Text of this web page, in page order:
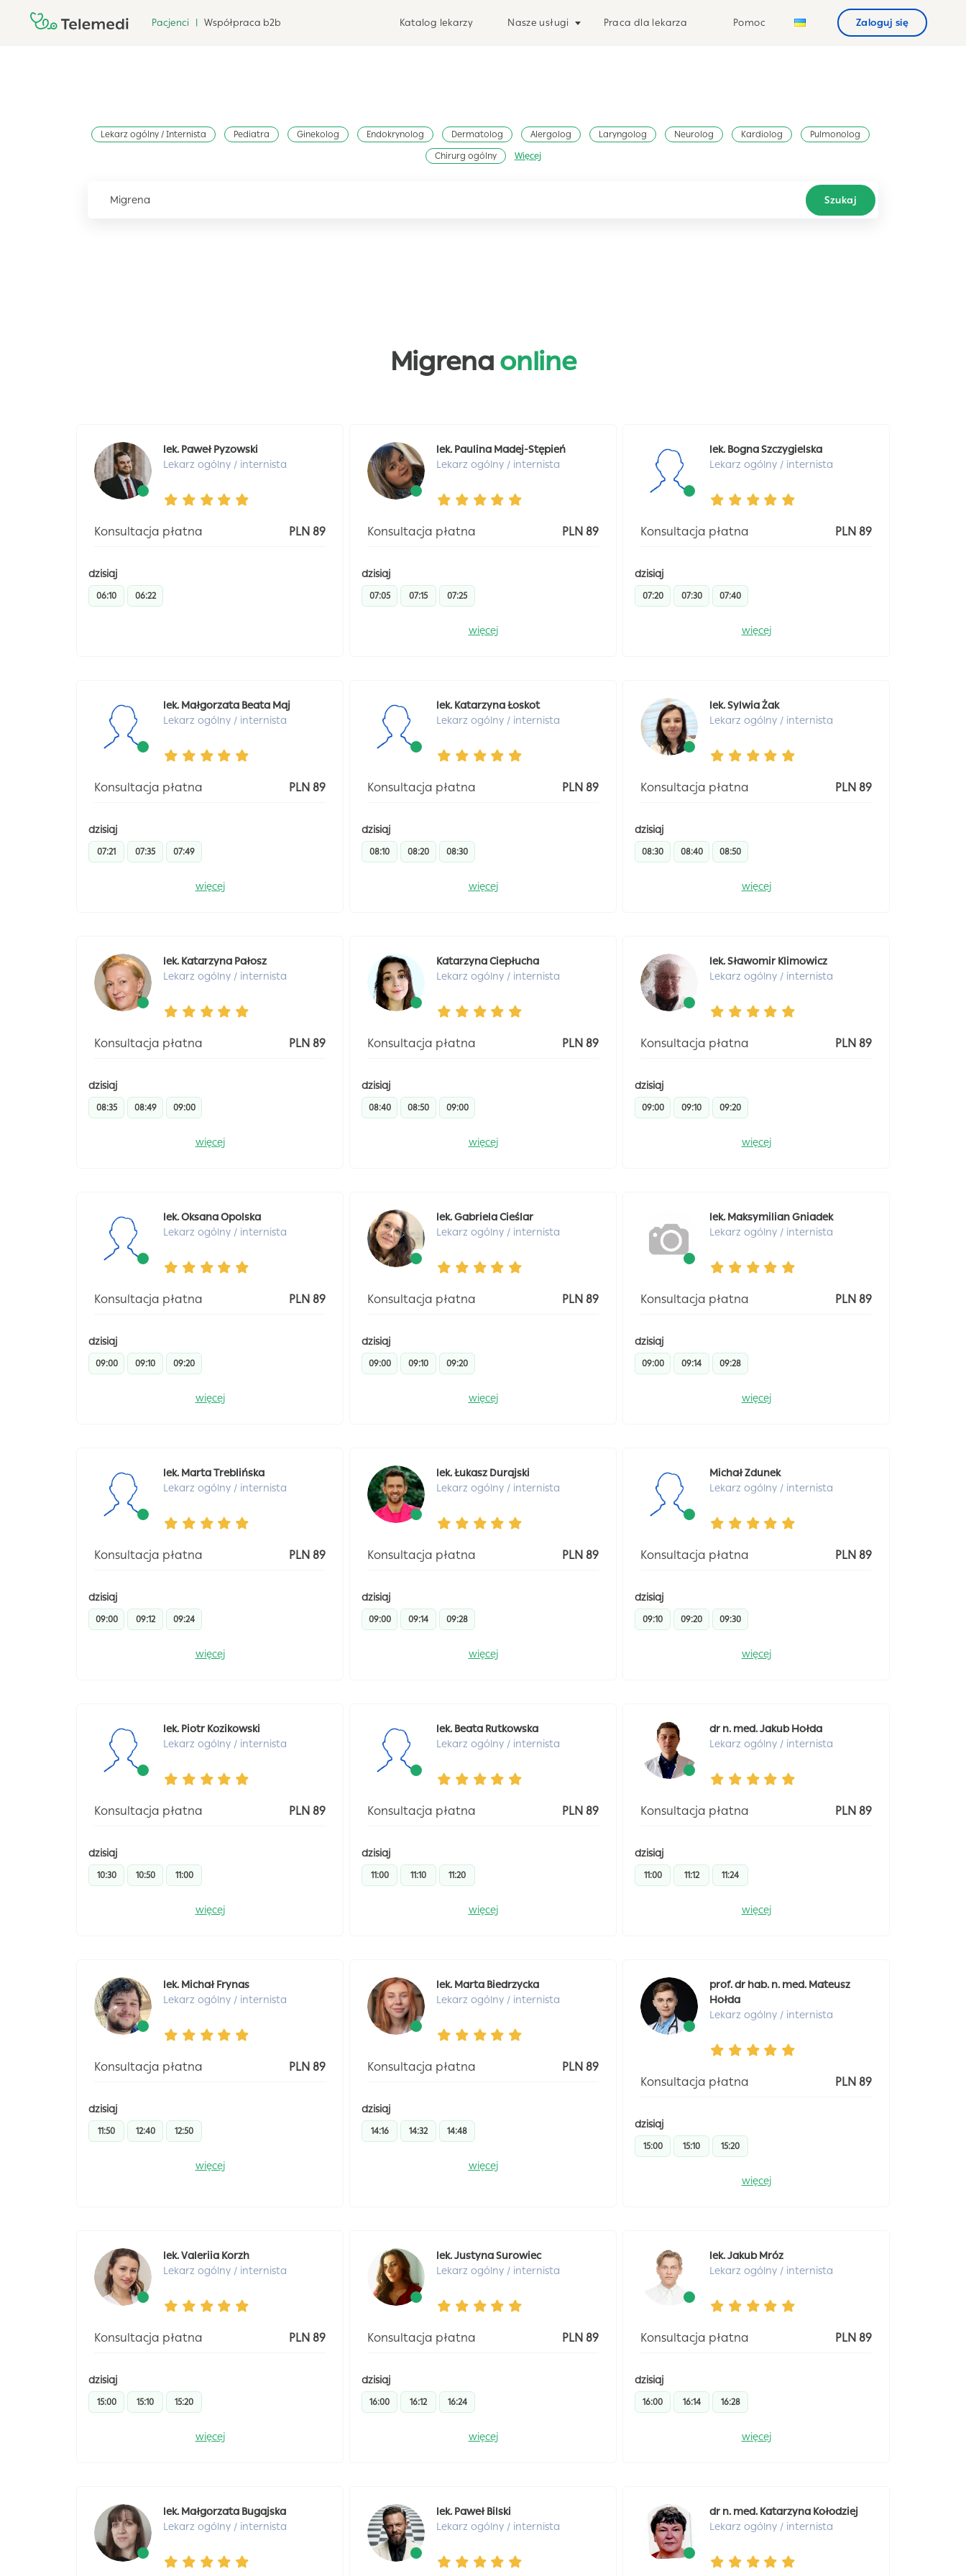
Pacjenci | Współpraca b2b Katalog lekarzy Nasze usługi Praca dla lekarza Pomoc Zaloguj się
Lekarz ogólny / Internista Pediatra Ginekolog Endokrynolog Dermatolog Alergolog Laryngolog Neurolog Kardiolog Pulmonolog
Chirurg ogólny Więcej
Szukaj
Migrena online
lek. Paweł Pyzowski
Lekarz ogólny / internista
Konsultacja płatna PLN 89
dzisiaj
06:10 06:22
lek. Paulina Madej-Stępień
Lekarz ogólny / internista
Konsultacja płatna PLN 89
dzisiaj
07:05 07:15 07:25
więcej
lek. Bogna Szczygielska
Lekarz ogólny / internista
Konsultacja płatna PLN 89
dzisiaj
07:20 07:30 07:40
więcej
lek. Małgorzata Beata Maj
Lekarz ogólny / internista
Konsultacja płatna PLN 89
dzisiaj
07:21 07:35 07:49
więcej
lek. Katarzyna Łoskot
Lekarz ogólny / internista
Konsultacja płatna PLN 89
dzisiaj
08:10 08:20 08:30
więcej
lek. Sylwia Żak
Lekarz ogólny / internista
Konsultacja płatna PLN 89
dzisiaj
08:30 08:40 08:50
więcej
lek. Katarzyna Pałosz
Lekarz ogólny / internista
Konsultacja płatna PLN 89
dzisiaj
08:35 08:49 09:00
więcej
Katarzyna Ciepłucha
Lekarz ogólny / internista
Konsultacja płatna PLN 89
dzisiaj
08:40 08:50 09:00
więcej
lek. Sławomir Klimowicz
Lekarz ogólny / internista
Konsultacja płatna PLN 89
dzisiaj
09:00 09:10 09:20
więcej
lek. Oksana Opolska
Lekarz ogólny / internista
Konsultacja płatna PLN 89
dzisiaj
09:00 09:10 09:20
więcej
lek. Gabriela Cieślar
Lekarz ogólny / internista
Konsultacja płatna PLN 89
dzisiaj
09:00 09:10 09:20
więcej
lek. Maksymilian Gniadek
Lekarz ogólny / internista
Konsultacja płatna PLN 89
dzisiaj
09:00 09:14 09:28
więcej
lek. Marta Treblińska
Lekarz ogólny / internista
Konsultacja płatna PLN 89
dzisiaj
09:00 09:12 09:24
więcej
lek. Łukasz Durajski
Lekarz ogólny / internista
Konsultacja płatna PLN 89
dzisiaj
09:00 09:14 09:28
więcej
Michał Zdunek
Lekarz ogólny / internista
Konsultacja płatna PLN 89
dzisiaj
09:10 09:20 09:30
więcej
lek. Piotr Kozikowski
Lekarz ogólny / internista
Konsultacja płatna PLN 89
dzisiaj
10:30 10:50 11:00
więcej
lek. Beata Rutkowska
Lekarz ogólny / internista
Konsultacja płatna PLN 89
dzisiaj
11:00 11:10 11:20
więcej
dr n. med. Jakub Hołda
Lekarz ogólny / internista
Konsultacja płatna PLN 89
dzisiaj
11:00 11:12 11:24
więcej
lek. Michał Frynas
Lekarz ogólny / internista
Konsultacja płatna PLN 89
dzisiaj
11:50 12:40 12:50
więcej
lek. Marta Biedrzycka
Lekarz ogólny / internista
Konsultacja płatna PLN 89
dzisiaj
14:16 14:32 14:48
więcej
prof. dr hab. n. med. Mateusz
Hołda
Lekarz ogólny / internista
Konsultacja płatna PLN 89
dzisiaj
15:00 15:10 15:20
więcej
lek. Valeriia Korzh
Lekarz ogólny / internista
Konsultacja płatna PLN 89
dzisiaj
15:00 15:10 15:20
więcej
lek. Justyna Surowiec
Lekarz ogólny / internista
Konsultacja płatna PLN 89
dzisiaj
16:00 16:12 16:24
więcej
lek. Jakub Mróz
Lekarz ogólny / internista
Konsultacja płatna PLN 89
dzisiaj
16:00 16:14 16:28
więcej
lek. Małgorzata Bugajska
Lekarz ogólny / internista
lek. Paweł Bilski
Lekarz ogólny / internista
dr n. med. Katarzyna Kołodziej
Lekarz ogólny / internista